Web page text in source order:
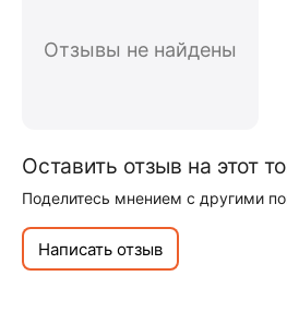
Отзывы не найдены
Оставить отзыв на этот
Поделитесь мнением с другими
Написать отзыв